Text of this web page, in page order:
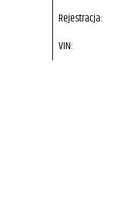
Rejestracja:
VIN: